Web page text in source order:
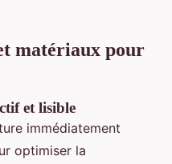
matériaux pour
et lisible
immédiatement
optimiser la